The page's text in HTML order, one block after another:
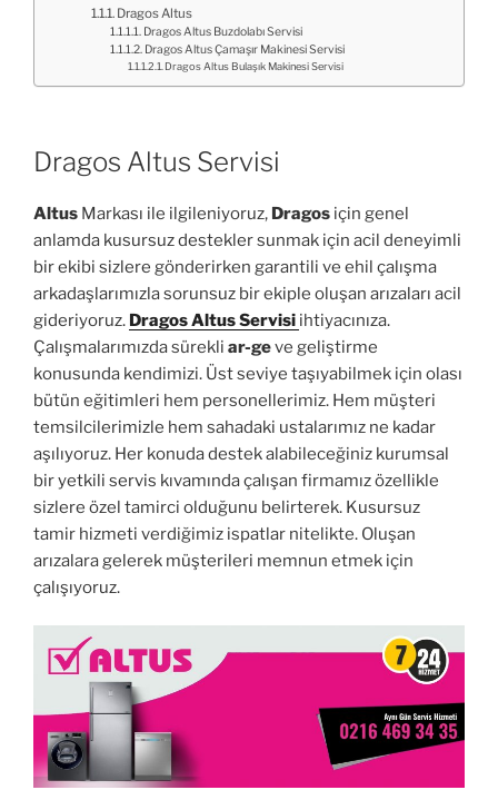
Dragos Altus
Dragos Altus Buzdolabı Servisi
Dragos Altus Çamaşır Makinesi Servisi
Dragos Altus Bulaşık Makinesi Servisi
Dragos Altus Servisi
Altus Markası ile ilgileniyoruz, Dragos için genel
anlamda kusursuz destekler sunmak için acil deneyimli
bir ekibi sizlere gönderirken garantili ve ehil çalışma
arkadaşlarımızla sorunsuz bir ekiple oluşan arızaları acil
gideriyoruz. Dragos Altus Servisi ihtiyacınıza.
Çalışmalarımızda sürekli ar-geve geliştirme
konusunda kendimizi. Üst seviye taşıyabilmek için olası
bütün eğitimleri hem personellerimiz. Hem müşteri
temsilcilerimizle hem sahadaki ustalarımız ne kadar
aşılıyoruz. Her konuda destek alabileceğiniz kurumsal
bir yetkili servis kıvamında çalışan firmamız özellikle
sizlere özel tamirci olduğunu belirterek. Kusursuz
tamir hizmeti verdiğimiz ispatlar nitelikte. Oluşan
arızalara gelerek müşterileri memnun etmek için
çalışıyoruz.